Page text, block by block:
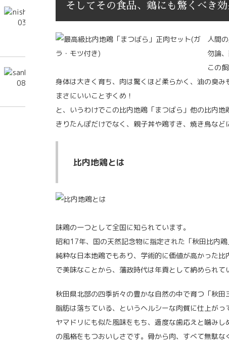
そしてその食品、鶏にも驚くべき効
人間
勿論
この
身体は大きく育ち、肉は驚くほど柔らかく、油の臭み
まさにいいことずくめ！
と、いうわけでこの比内地鶏「まつばら」他の比内地
きりたんぽだけでなく、親子丼や鶏すき、焼き鳥など
比内地鶏とは
味鶏の一つとして全国に知られています。
昭和17年、国の天然記念物に指定された「秋田比内
純粋な日本地鶏でもあり、学術的に価値が高かった
で美味なことから、藩政時代は年貢として納められて
秋田県北部の四季折々の豊かな自然の中で育つ「秋
脂肪は落ちている、というヘルシーな肉質に仕上がっ
ヤマドリにも似た風味をもち、適度な歯応えと噛み
の風格をもつおいしさです。骨から肉、すべて無駄な